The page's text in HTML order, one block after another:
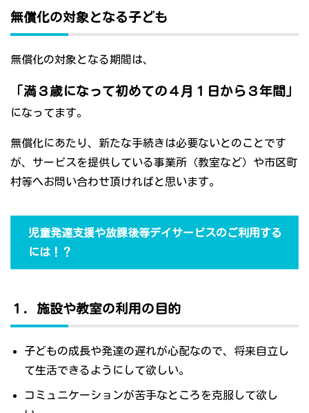
無償化の対象となる子ども
無償化の対象となる期間は、
「満３歳になって初めての４月１日から３年間」
になってます。
無償化にあたり、新たな手続きは必要ないとのことです
が、サービスを提供している事業所（教室など）や市区町
村等へお問い合わせ頂ければと思います。
児童発達支援や放課後等デイサービスのご利用する
には！？
１．施設や教室の利用の目的
子どもの成長や発達の遅れが心配なので、将来自立し
て生活できるようにして欲しい。
コミュニケーションが苦手なところを克服して欲し